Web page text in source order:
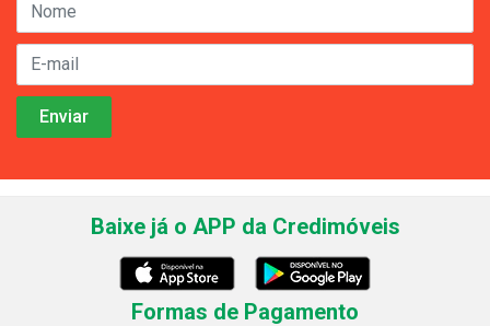
Baixe já o APP da Credimóveis
Formas de Pagamento